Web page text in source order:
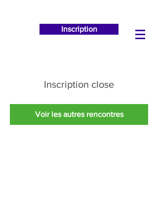
Inscription
Inscription close
Voir les autres rencontres